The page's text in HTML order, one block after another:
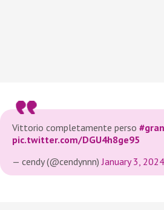
Vittorio completamente perso
pic.twitter.com/DGU4h8ge95
— cendy (@cendynnn)January 3, 2024